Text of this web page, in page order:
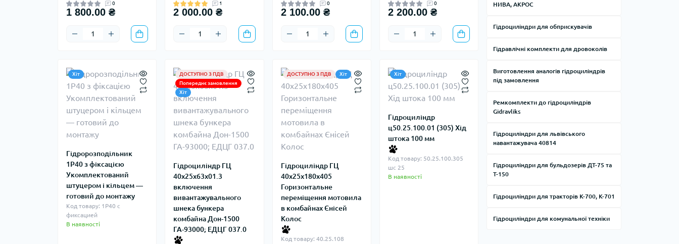
0
1 800.00 ₴
1
2 000.00 ₴
0
2 100.00 ₴
0
2 200.00 ₴
Хіт
Гідророзподільник
1Р40 з фіксацією
Укомплектований
штуцером і кільцем —
готовий до монтажу
Код товару: 1Р40 с
фиксацией
В наявності
ДОСТУПНО З ПДВ
Попереднє замовлення
Хіт
Гідроциліндр ГЦ
40х25х63х01.3
включення
вивантажувального
шнека бункера
комбайна Дон-1500
ГА-93000; ЕДЦГ 037.0
ДОСТУПНО З ПДВ Хіт
Гідроциліндр ГЦ
40х25х180х405
Горизонтальне
переміщення мотовила
в комбайнах Єнісей
Колос
Код товару: 40.25.108
Хіт
Гідроциліндр
ц50.25.100.01 (305) Хід
штока 100 мм
Код товару: 50.25.100.305
шс 25
В наявності
Штоки до гідроциліндрів Ц75, Ц80,
Фланці підключення НШ ГМШ
НИВА, АКРОС
Гідроциліндри для обприскувачів
Гідравлічні комплекти для дровоколів
Виготовлення аналогів гідроциліндрів
під замовлення
Ремкомплекти до гідроциліндрів
Gidravliks
Гідроциліндри для львівського
навантажувача 40814
Гідроциліндри для бульдозерів ДТ-75 та
Т-150
Гідроциліндри для тракторів К-700, К-701
Гідроциліндри для комунальної техніки